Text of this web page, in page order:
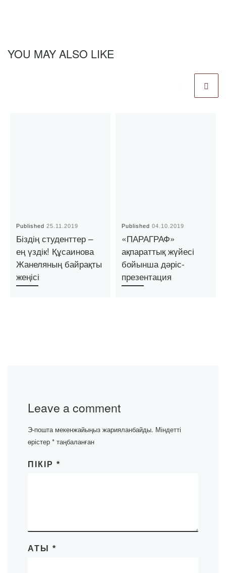
YOU MAY ALSO LIKE
Published25.11.2019
Біздің студенттер –
ең үздік! Құсаинова
Жанеляның байрақты
жеңісі
Published04.10.2019
«ПАРАГРАФ»
ақпараттық жүйесі
бойынша дәріс-
презентация
Leave a comment
Э-пошта мекенжайыңыз жарияланбайды. Міндетті
өрістер * таңбаланған
ПІКІР *
АТЫ *